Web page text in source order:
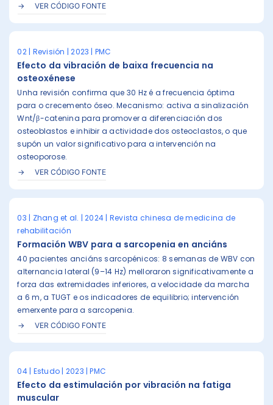
VER CÓDIGO FONTE
02 | Revisión | 2023 | PMC
Efecto da vibración de baixa frecuencia na
osteoxénese
Unha revisión confirma que 30 Hz é a frecuencia óptima
para o crecemento óseo. Mecanismo: activa a sinalización
Wnt/β-catenina para promover a diferenciación dos
osteoblastos e inhibir a actividade dos osteoclastos, o que
supón un valor significativo para a intervención na
osteoporose.
VER CÓDIGO FONTE
03 | Zhang et al. | 2024 | Revista chinesa de medicina de
rehabilitación
Formación WBV para a sarcopenia en anciáns
40 pacientes anciáns sarcopénicos: 8 semanas de WBV con
alternancia lateral (9–14 Hz) melloraron significativamente a
forza das extremidades inferiores, a velocidade da marcha
a 6 m, a TUGT e os indicadores de equilibrio; intervención
emerxente para a sarcopenia.
VER CÓDIGO FONTE
04 | Estudo | 2023 | PMC
Efecto da estimulación por vibración na fatiga
muscular